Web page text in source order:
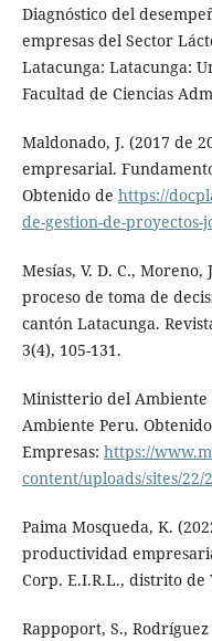
Diagnóstico del
empresas del Sector
Latacunga: Latacunga:
Facultad de Ciencias
Maldonado, J. (2017 de
empresarial.
Obtenido de https://
de-gestion-de-
Mesías, V. D. C., Moreno,
proceso de toma de
cantón Latacunga.
3(4), 105-131.
Ministterio del
Ambiente Peru.
Empresas: https://
content/uploads/sites/22/
Paima Mosqueda, K.
productividad
Corp. E.I.R.L., distrito de
Rappoport, S.,